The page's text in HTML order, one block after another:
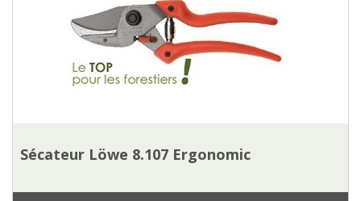
Sécateur Löwe 8.107 Ergonomic